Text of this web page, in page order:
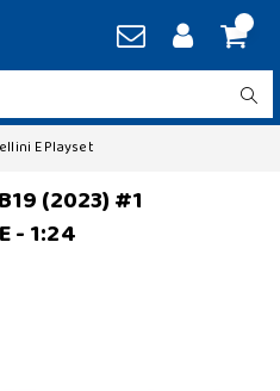
E Playset
(2023) #1
- 1:24